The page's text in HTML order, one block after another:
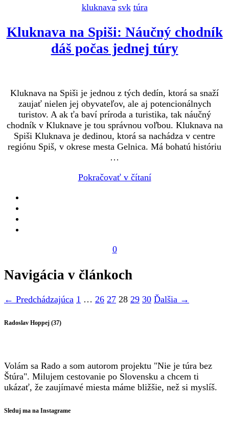
kluknava svk túra
Kluknava na Spiši: Náučný chodník
dáš počas jednej túry
Kluknava na Spiši je jednou z tých dedín, ktorá sa snaží
zaujať nielen jej obyvateľov, ale aj potencionálnych
turistov. A ak ťa baví príroda a turistika, tak náučný
chodník v Kluknave je tou správnou voľbou. Kluknava na
Spiši Kluknava je dedinou, ktorá sa nachádza v centre
regiónu Spiš, v okrese mesta Gelnica. Má bohatú históriu
…
Pokračovať v čítaní
0
Navigácia v článkoch
← Predchádzajúca 1 … 26 27 28 29 30 Ďalšia →
Radoslav Hoppej (37)
Volám sa Rado a som autorom projektu "Nie je túra bez
Štúra". Milujem cestovanie po Slovensku a chcem ti
ukázať, že zaujímavé miesta máme bližšie, než si myslíš.
Sleduj ma na Instagrame